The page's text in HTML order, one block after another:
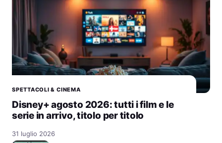
SPETTACOLI & CINEMA
Disney+ agosto 2026: tutti i film e le
serie in arrivo, titolo per titolo
31 luglio 2026